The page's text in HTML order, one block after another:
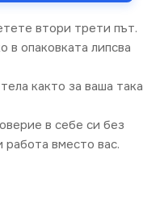
втори трети път.
опаковката липсва
както за ваша така
в себе си без
вместо вас.